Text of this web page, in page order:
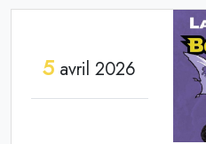
5 avril 2026